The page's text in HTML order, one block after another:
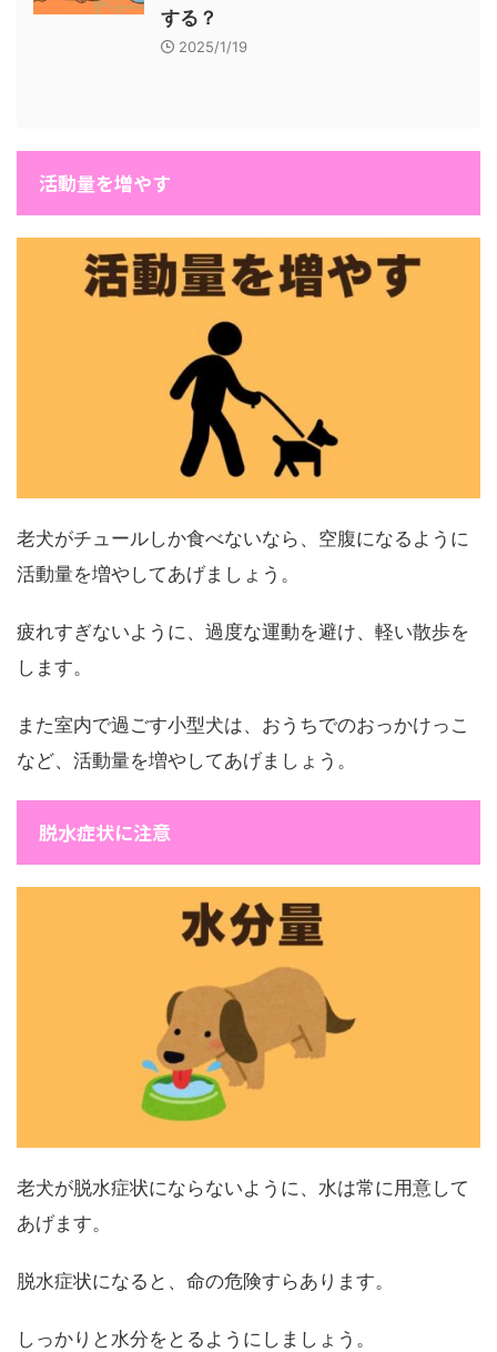
する？
2025/1/19
活動量を増やす
老犬がチュールしか食べないなら、空腹になるように
活動量を増やしてあげましょう。
疲れすぎないように、過度な運動を避け、軽い散歩を
します。
また室内で過ごす小型犬は、おうちでのおっかけっこ
など、活動量を増やしてあげましょう。
脱水症状に注意
老犬が脱水症状にならないように、水は常に用意して
あげます。
脱水症状になると、命の危険すらあります。
しっかりと水分をとるようにしましょう。